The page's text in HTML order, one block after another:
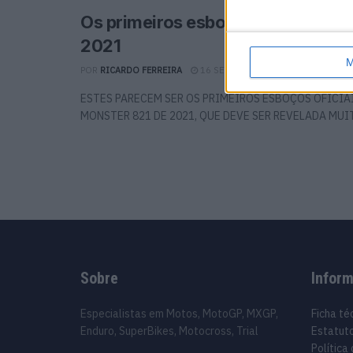
Os primeiros esboços da Ducati
2021
RICARDO FERREIRA
ESTES PARECEM SER OS PRIMEIROS ESBOÇOS
MONSTER 821 DE 2021, QUE DEVE SER REVELADA
Sobre
Especialistas em Motos, MotoGP, MXGP,
Enduro, SuperBikes, Motocross, Trial
Ficha
Política